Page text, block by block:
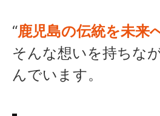
“鹿児島の伝統を未来
そんな想いを持ちな
んでいます。